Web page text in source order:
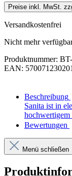
Preise inkl. MwSt.
Versandkostenfrei
Nicht mehr
Produktnummer:
EAN:
Beschreibung
Sanita ist in
Bewertungen
Menü schließen